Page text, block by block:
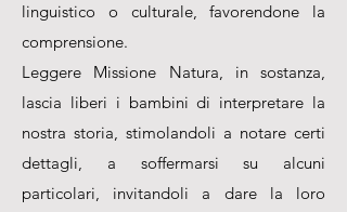
linguistico o culturale, favorendone la
comprensione.
Leggere Missione Natura, in sostanza,
lascia liberi i bambini di interpretare la
nostra storia, stimolandoli a notare certi
dettagli, a soffermarsi su alcuni
particolari, invitandoli a dare la loro